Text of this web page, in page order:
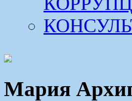
Мария